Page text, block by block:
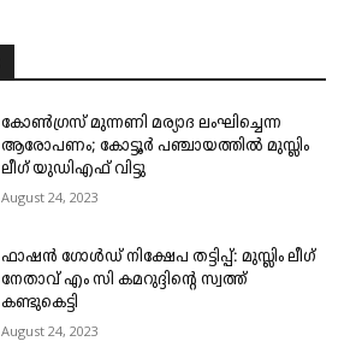
കോണ്‍ഗ്രസ് മുന്നണി മര്യാദ ലംഘിച്ചെന്ന
ആരോപണം; കോട്ടൂര്‍ പഞ്ചായത്തില്‍ മുസ്ലിം
ലീഗ് യുഡിഎഫ് വിട്ടു
August 24, 2023
ഫാഷൻ ഗോൾഡ് നിക്ഷേപ തട്ടിപ്പ്: മുസ്ലിം ലീഗ്
നേതാവ് എം സി കമറുദ്ദിന്റെ സ്വത്ത്‌
കണ്ടുകെട്ടി
August 24, 2023